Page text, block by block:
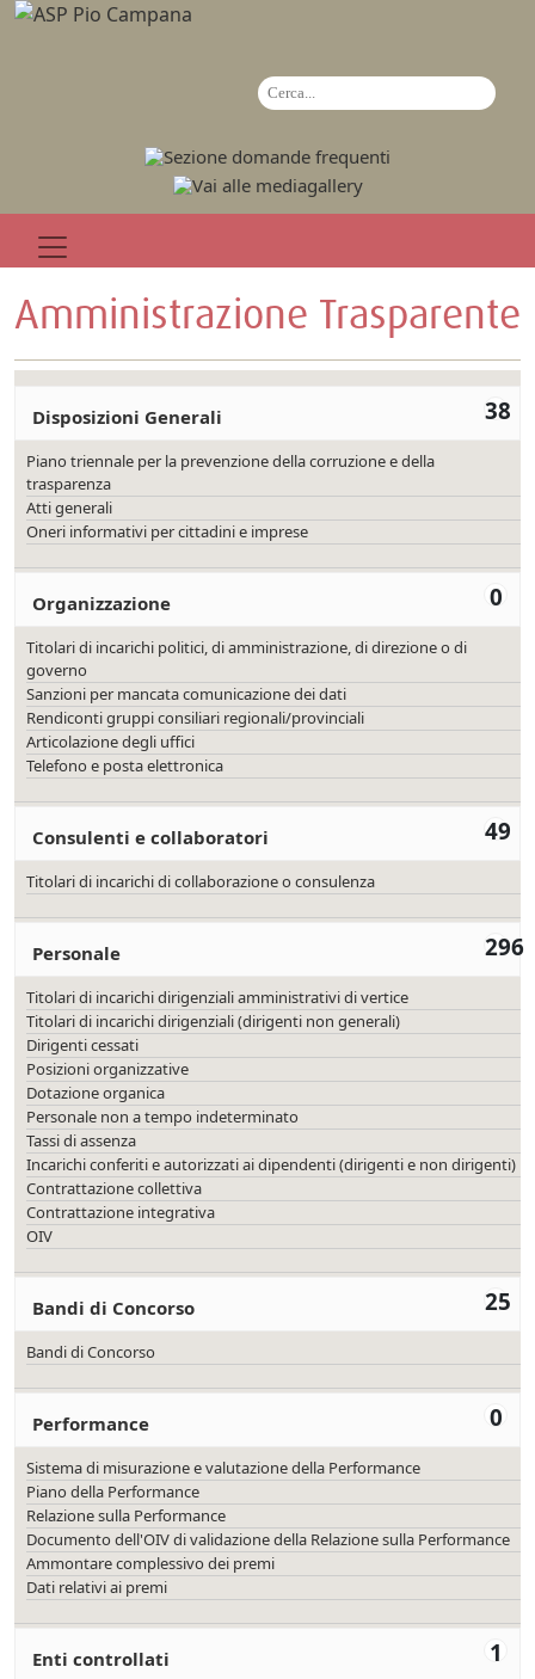
Amministrazione Trasparente
38
Disposizioni Generali
Piano triennale per la prevenzione della corruzione e della
trasparenza
Atti generali
Oneri informativi per cittadini e imprese
0
Organizzazione
Titolari di incarichi politici, di amministrazione, di direzione o di
governo
Sanzioni per mancata comunicazione dei dati
Rendiconti gruppi consiliari regionali/provinciali
Articolazione degli uffici
Telefono e posta elettronica
49
Consulenti e collaboratori
Titolari di incarichi di collaborazione o consulenza
296
Personale
Titolari di incarichi dirigenziali amministrativi di vertice
Titolari di incarichi dirigenziali (dirigenti non generali)
Dirigenti cessati
Posizioni organizzative
Dotazione organica
Personale non a tempo indeterminato
Tassi di assenza
Incarichi conferiti e autorizzati ai dipendenti (dirigenti e non dirigenti)
Contrattazione collettiva
Contrattazione integrativa
OIV
25
Bandi di Concorso
Bandi di Concorso
0
Performance
Sistema di misurazione e valutazione della Performance
Piano della Performance
Relazione sulla Performance
Documento dell'OIV di validazione della Relazione sulla Performance
Ammontare complessivo dei premi
Dati relativi ai premi
1
Enti controllati